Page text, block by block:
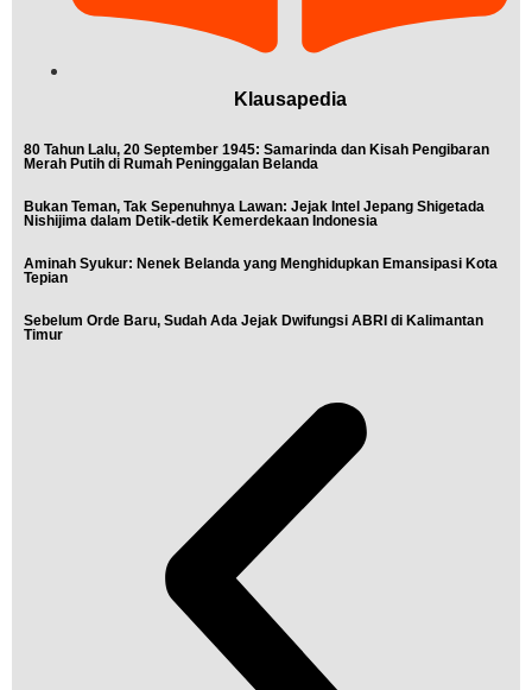
Klausapedia
80 Tahun Lalu, 20 September 1945: Samarinda dan Kisah Pengibaran
Merah Putih di Rumah Peninggalan Belanda
Bukan Teman, Tak Sepenuhnya Lawan: Jejak Intel Jepang Shigetada
Nishijima dalam Detik-detik Kemerdekaan Indonesia
Aminah Syukur: Nenek Belanda yang Menghidupkan Emansipasi Kota
Tepian
Sebelum Orde Baru, Sudah Ada Jejak Dwifungsi ABRI di Kalimantan
Timur